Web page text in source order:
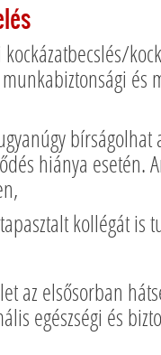
és
hiánya esetén.
kollégát is
az elsősorban
egészségi és